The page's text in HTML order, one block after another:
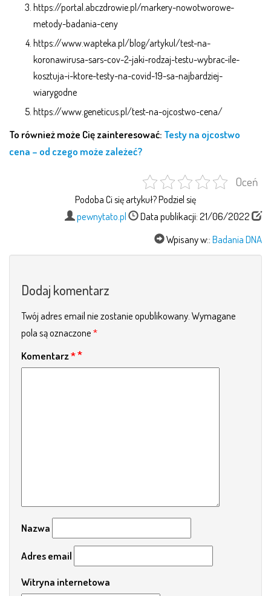
https://portal.abczdrowie.pl/markery-nowotworowe-
metody-badania-ceny
https://www.wapteka.pl/blog/artykul/test-na-
koronawirusa-sars-cov-2-jaki-rodzaj-testu-wybrac-ile-
kosztuja-i-ktore-testy-na-covid-19-sa-najbardziej-
wiarygodne
https://www.geneticus.pl/test-na-ojcostwo-cena/
To również może Cię zainteresować: Testy na ojcostwo
cena – od czego może zależeć?
Oceń
Podoba Ci się artykuł? Podziel się
pewnytato.pl
Data publikacji: 21/06/2022
Wpisany w::Badania DNA
Dodaj komentarz
Twój adres email nie zostanie opublikowany. Wymagane
pola są oznaczone*
Komentarz*
Nazwa
Adres email
Witryna internetowa